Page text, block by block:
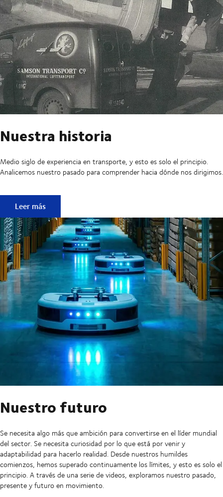
Nuestra historia
Medio siglo de experiencia en transporte, y esto es solo el principio.
Analicemos nuestro pasado para comprender hacia dónde nos dirigimos.
Nuestra historia
Leer más
Nuestro futuro
Se necesita algo más que ambición para convertirse en el líder mundial
del sector. Se necesita curiosidad por lo que está por venir y
adaptabilidad para hacerlo realidad. Desde nuestros humildes
comienzos, hemos superado continuamente los límites, y esto es solo el
principio. A través de una serie de videos, exploramos nuestro pasado,
presente y futuro en movimiento.